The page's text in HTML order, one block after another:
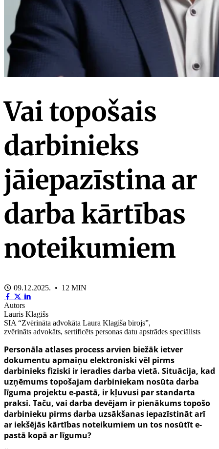
Vai topošais
darbinieks
jāiepazīstina ar
darba kārtības
noteikumiem
09.12.2025. • 12 MIN
Autors
Lauris Klagišs
SIA “Zvērināta advokāta Laura Klagiša birojs”,
zvērināts advokāts, sertificēts personas datu apstrādes speciālists
Personāla atlases process arvien biežāk ietver
dokumentu apmaiņu elektroniski vēl pirms
darbinieks fiziski ir ieradies darba vietā. Situācija, kad
uzņēmums topošajam darbiniekam nosūta darba
līguma projektu e-pastā, ir kļuvusi par standarta
praksi. Taču, vai darba devējam ir pienākums topošo
darbinieku pirms darba uzsākšanas iepazīstināt arī
ar iekšējās kārtības noteikumiem un tos nosūtīt e-
pastā kopā ar līgumu?